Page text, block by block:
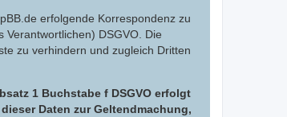
erfolgende Korrespondenz zu
DSGVO. Die
zu verhindern und zugleich Dritten
1 Buchstabe f DSGVO erfolgt
Daten zur Geltendmachung,